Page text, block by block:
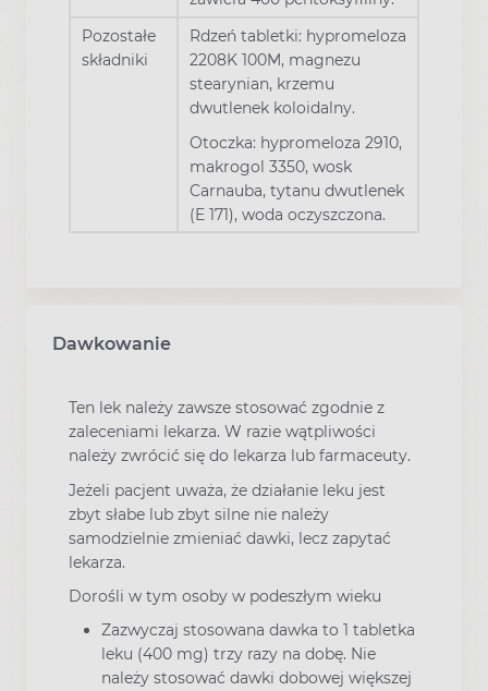
Pozostałe
składniki
Rdzeń tabletki: hypromeloza
2208K 100M, magnezu
stearynian, krzemu
dwutlenek koloidalny.
Otoczka: hypromeloza 2910,
makrogol 3350, wosk
Carnauba, tytanu dwutlenek
(E 171), woda oczyszczona.
Dawkowanie
Ten lek należy zawsze stosować zgodnie z
zaleceniami lekarza. W razie wątpliwości
należy zwrócić się do lekarza lub farmaceuty.
Jeżeli pacjent uważa, że działanie leku jest
zbyt słabe lub zbyt silne nie należy
samodzielnie zmieniać dawki, lecz zapytać
lekarza.
Dorośli w tym osoby w podeszłym wieku
Zazwyczaj stosowana dawka to 1 tabletka
leku (400 mg) trzy razy na dobę. Nie
należy stosować dawki dobowej większej